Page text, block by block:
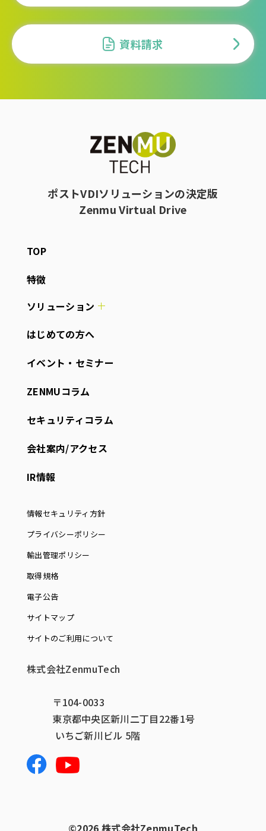
資料請求
ポストVDIソリューションの決定版
Zenmu Virtual Drive
TOP
特徴
ソリューション
はじめての方へ
イベント・セミナー
ZENMUコラム
セキュリティコラム
会社案内/アクセス
IR情報
情報セキュリティ方針
プライバシーポリシー
輸出管理ポリシー
取得規格
電子公告
サイトマップ
サイトのご利用について
株式会社ZenmuTech
〒104-0033
東京都中央区新川二丁目22番1号
いちご新川ビル 5階